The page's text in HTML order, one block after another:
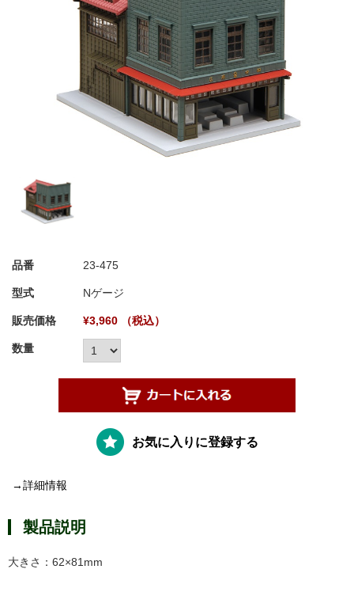
品番 23-475
型式 Nゲージ
販売価格 ¥3,960 （税込）
数量
お気に入りに登録する
→詳細情報
製品説明
大きさ：62×81mm